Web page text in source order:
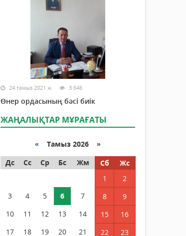
24 тамыз 2021 ж. 3 646
Өнер ордасының бәсі биік
ЖАҢАЛЫҚТАР МҰРАҒАТЫ
« Тамыз 2026 »
Дс
Сс Ср Бс Жм Сб
Жс
1
2
3
4 5 6 7 8
9
10
11 12 13 14 15
16
17
18 19 20 21 22 23